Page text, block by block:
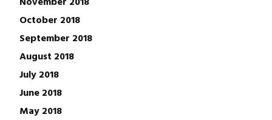
October 2018
September 2018
August 2018
July 2018
June 2018
May 2018